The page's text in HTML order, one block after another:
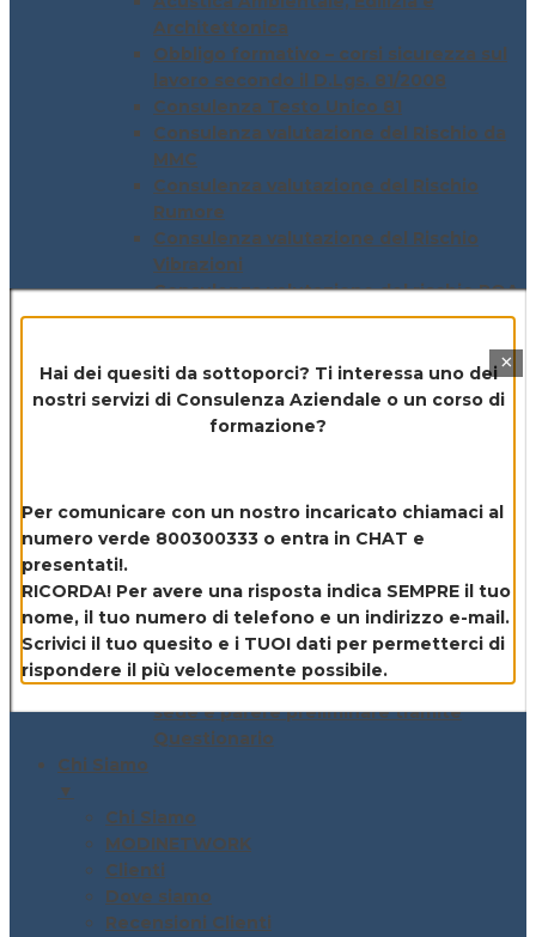
Architettonica
Obbligo formativo – corsi sicurezza sul
lavoro secondo il D.Lgs. 81/2008
Consulenza Testo Unico 81
Consulenza valutazione del Rischio da
MMC
Consulenza valutazione del Rischio
Rumore
Consulenza valutazione del Rischio
Vibrazioni
Consulenza valutazione del rischio ROA
Consulenza valutazione del rischio di
Consulenza valutazione del Rischio
Chimico
Consulenza valutazione Rischio Stress
PEE – Piano di Emergenza Evacuazione
POS – Piano Operativo di Sicurezza
Sicurezza Territoriale – supporto alla
nomina
RSPP – Incarico di Responsabile del
Servizio di Prevenzione e Protezione
Analisi tecnica gratuita: sopralluogo in
sede e parere preliminare tramite
Questionario
Chi Siamo
▼
Chi Siamo
MODINETWORK
Clienti
Dove siamo
Recensioni Clienti
Hai dei quesiti da sottoporci? Ti interessa uno dei
nostri servizi di Consulenza Aziendale o un corso di
formazione?
Per comunicare con un nostro incaricato chiamaci al
numero verde 800300333 o entra in CHAT e
presentati!.
RICORDA! Per avere una risposta indica SEMPRE il tuo
nome, il tuo numero di telefono e un indirizzo e-mail.
Scrivici il tuo quesito e i TUOI dati per permetterci di
rispondere il più velocemente possibile.
×